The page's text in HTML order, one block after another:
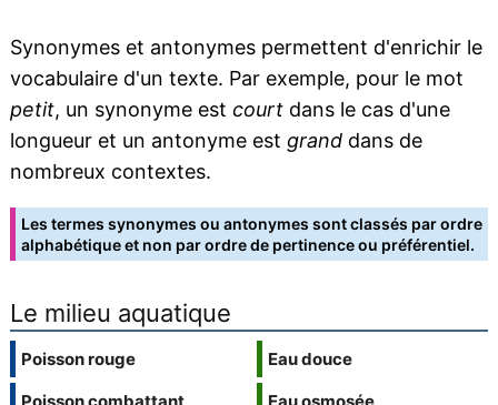
Synonymes et antonymes permettent d'enrichir le
vocabulaire d'un texte. Par exemple, pour le mot
petit, un synonyme est courtdans le cas d'une
longueur et un antonyme est granddans de
nombreux contextes.
Les termes synonymes ou antonymes sont classés par ordre
alphabétique et non par ordre de pertinence ou préférentiel.
Le milieu aquatique
Poisson rouge
Eau douce